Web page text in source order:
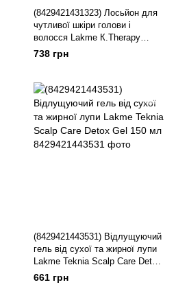
(8429421431323) Лосьйон для
чутливої шкіри голови і
волосся Lakme К.Therapy
Relaxing Sensitive Night
738 грн
(8429421443531) Відлущуючий
гель від сухої та жирної лупи
Lakme Teknia Scalp Care Detox
Gel 150 мл
661 грн